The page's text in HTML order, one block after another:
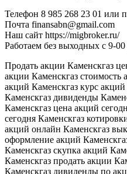
Телефон 8 985 268 23 01 или
Почта finansabn@gmail.com
Наш сайт https://migbroker.ru/
Работаем без выходных с 9-
Продать акции Каменскгаз
акции Каменскгаз стоимость
акций Каменскгаз курс
Каменскгаз дивиденды
Каменскгаз цена акций
сегодня Каменскгаз
акций онлайн Каменскгаз
оформление акций
Каменскгаз скупка акций
Каменскгаз продать акции
Каменскгаз дивиденды по